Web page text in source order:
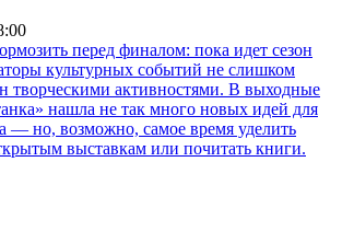
перед финалом: пока идет сезон
культурных событий не слишком
творческими активностями. В выходные
нашла не так много новых идей для
— но, возможно, самое время уделить
выставкам или почитать книги.